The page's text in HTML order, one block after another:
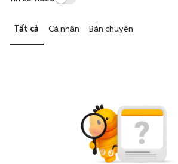
Tất cả Cá nhân Bán chuyên